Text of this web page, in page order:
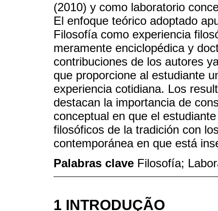
(2010) y como laboratorio
El enfoque teórico adoptado
Filosofía como experiencia
meramente enciclopédica y
contribuciones de los autores
que proporcione al estudiante
experiencia cotidiana. Los
destacan la importancia de
conceptual en que el
filosóficos de la tradición con
contemporánea en que está
Palabras clave Filosofía;
1 INTRODUÇÃO